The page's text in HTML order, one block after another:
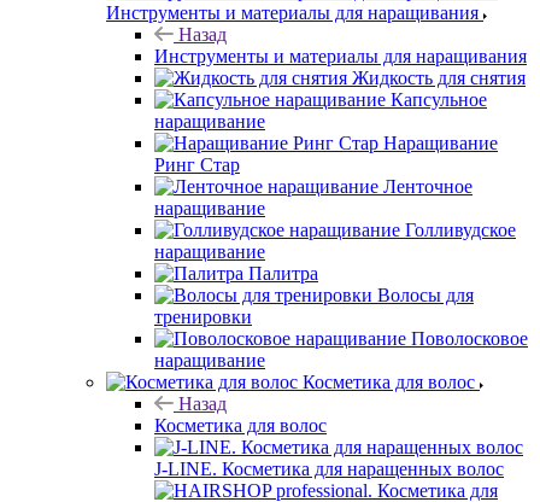
Инструменты и материалы для наращивания
Назад
Инструменты и материалы для наращивания
Жидкость для снятия
Капсульное
наращивание
Наращивание
Ринг Стар
Ленточное
наращивание
Голливудское
наращивание
Палитра
Волосы для
тренировки
Поволосковое
наращивание
Косметика для волос
Назад
Косметика для волос
J-LINE. Косметика для наращенных волос